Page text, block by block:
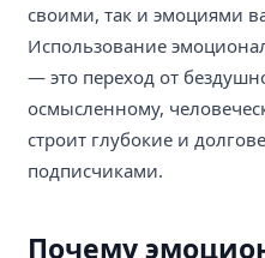
своими, так и эмоциями
Использование
— это переход от
осмысленному,
строит глубокие и
подписчиками.
Почему